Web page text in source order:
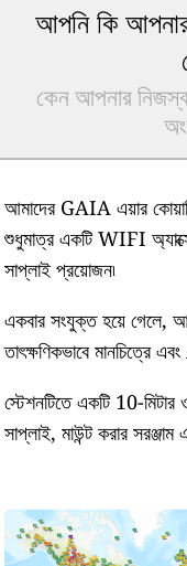
আপনি কি
কেন আপনার নিজস্ব
আমাদের GAIA এয়ার
শুধুমাত্র একটি WIFI
সাপ্লাই প্রয়োজন৷
একবার সংযুক্ত হয়ে গেলে,
তাৎক্ষণিকভাবে মানচিত্রে
স্টেশনটিতে একটি 10-
সাপ্লাই, মাউন্ট করার